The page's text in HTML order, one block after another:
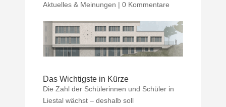
Aktuelles & Meinungen | 0 Kommentare
Das Wichtigste in Kürze
Die Zahl der Schülerinnen und Schüler in
Liestal wächst – deshalb soll